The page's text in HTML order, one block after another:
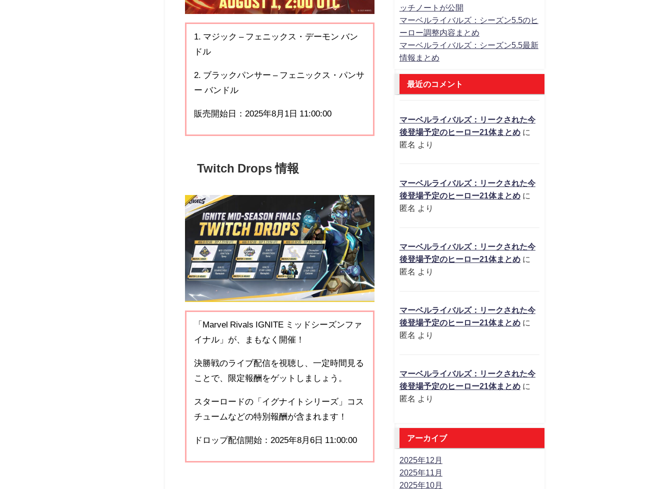
1. マジック – フェニックス・デーモン バン
ドル
2. ブラックパンサー – フェニックス・パンサ
ー バンドル
販売開始日：2025年8月1日 11:00:00
Twitch Drops 情報
「Marvel Rivals IGNITE ミッドシーズンファ
イナル」が、まもなく開催！
決勝戦のライブ配信を視聴し、一定時間見る
ことで、限定報酬をゲットしましょう。
スターロードの「イグナイトシリーズ」コス
チュームなどの特別報酬が含まれます！
ドロップ配信開始：2025年8月6日 11:00:00
ッチノートが公開
マーベルライバルズ：シーズン5.5のヒ
ーロー調整内容まとめ
マーベルライバルズ：シーズン5.5最新
情報まとめ
最近のコメント
マーベルライバルズ：リークされた今
後登場予定のヒーロー21体まとめに
匿名
より
マーベルライバルズ：リークされた今
後登場予定のヒーロー21体まとめに
匿名
より
マーベルライバルズ：リークされた今
後登場予定のヒーロー21体まとめに
匿名
より
マーベルライバルズ：リークされた今
後登場予定のヒーロー21体まとめに
匿名 より
マーベルライバルズ：リークされた今
後登場予定のヒーロー21体まとめに
匿名 より
アーカイブ
2025年12月
2025年11月
2025年10月